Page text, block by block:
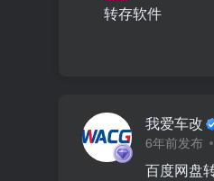
转存软件
我爱车改
6年前发布
百度网盘